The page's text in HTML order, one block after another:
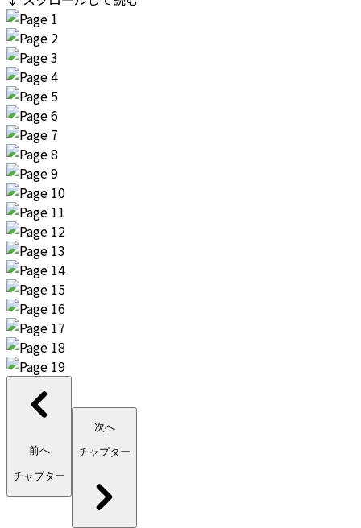
前へ
チャプター
次へ
チャプター